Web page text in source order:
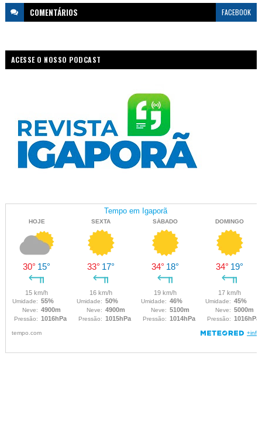
COMENTÁRIOS FACEBOOK
ACESSE O NOSSO PODCAST